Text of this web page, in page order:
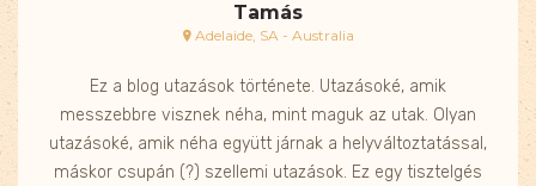
Tamás
Adelaide, SA - Australia
Ez a blog utazások története. Utazásoké, amik
messzebbre visznek néha, mint maguk az utak. Olyan
utazásoké, amik néha együtt járnak a helyváltoztatással,
máskor csupán (?) szellemi utazások. Ez egy tisztelgés